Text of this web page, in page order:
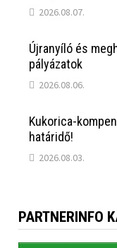
2026.08.07.
Újranyíló és
pályázatok
2026.08.06.
Kukorica-
határidő!
2026.08.03.
PARTNERINFO